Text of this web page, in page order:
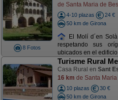
8 Fotos
de Santa Maria de
4-10 plazas
24 €
50 km de Girona
El Molí d´en
respetando sus
ubicados en el
Turisme Rural
Casa Rural en Sant
16 km de Santa
10 plazas
30 €
50 km de Girona